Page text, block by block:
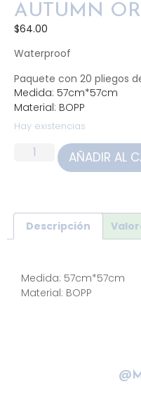
AUTUMN
$64.00
Waterproof
Paquete con 20 pliegos
Medida: 57cm*57cm
Material: BOPP
Hay existencias
AÑADIR AL
Descripción
Medida: 57cm*57cm
Material: BOPP